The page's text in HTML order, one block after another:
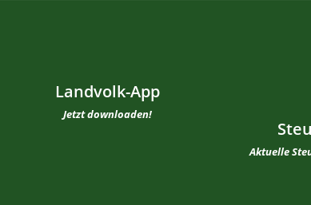
Landvolk-App
Jetzt downloaden!
Aktuelle